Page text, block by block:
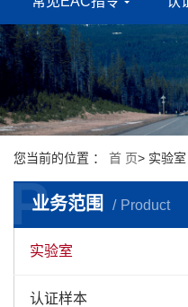
您当前的位置 ： 首 页> 实验室
业务范围 Product
P
实验室
认证样本